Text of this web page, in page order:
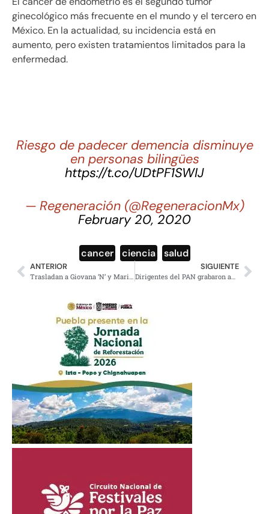
ginecológico más frecuente en el mundo y el tercero en
México. En la actualidad, su incidencia está en
aumento, pero existen tratamientos limitados para la
enfermedad.
Riesgo de padecer demencia disminuye
en personas bilingües
https://t.co/UDtPF1SWIJ
— Regeneración (@RegeneracionMx)
February 20, 2020
cancer ciencia salud
ANTERIOR
Trasladan a Giovana ‘N’ y Mario ‘N’, van a Santa Martha y al r. Oriente
SIGUIENTE
Dirigentes del PAN grabaron audios para señalar a Miroslava Breach